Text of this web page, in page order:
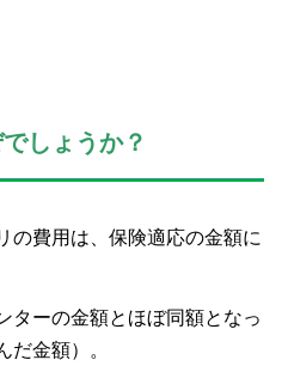
しょうか？
の費用は、保険適応の金額に
ターの金額とほぼ同額となっ
金額）。